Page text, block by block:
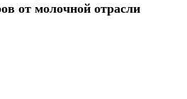
от молочной отрасли